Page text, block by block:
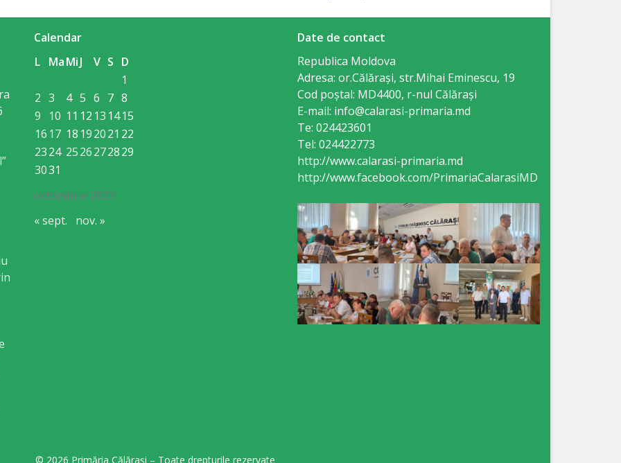
Calendar
octombrie 2023
L MaMiJ V S D
1
2 3 4 5 6 7 8
9
10 11 12 13 1415
16 17 18 192021 22
2324 2526272829
3031
« sept. nov. »
Date de contact
Republica Moldova
Adresa: or.Călăraşi, str.Mihai Eminescu, 19
Cod poștal: MD4400, r-nul Călăraşi
E-mail: info@calarasi-primaria.md
Te: 024423601
Tel: 024422773
http://www.calarasi-primaria.md
http://www.facebook.com/PrimariaCalarasiMD
© 2026 Primăria Călărași – Toate drepturile rezervate